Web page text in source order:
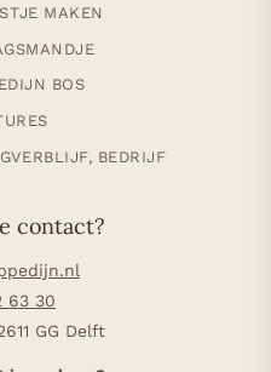
MAKEN
BOS
BEDRIJF
contact?
63 30
GG Delft